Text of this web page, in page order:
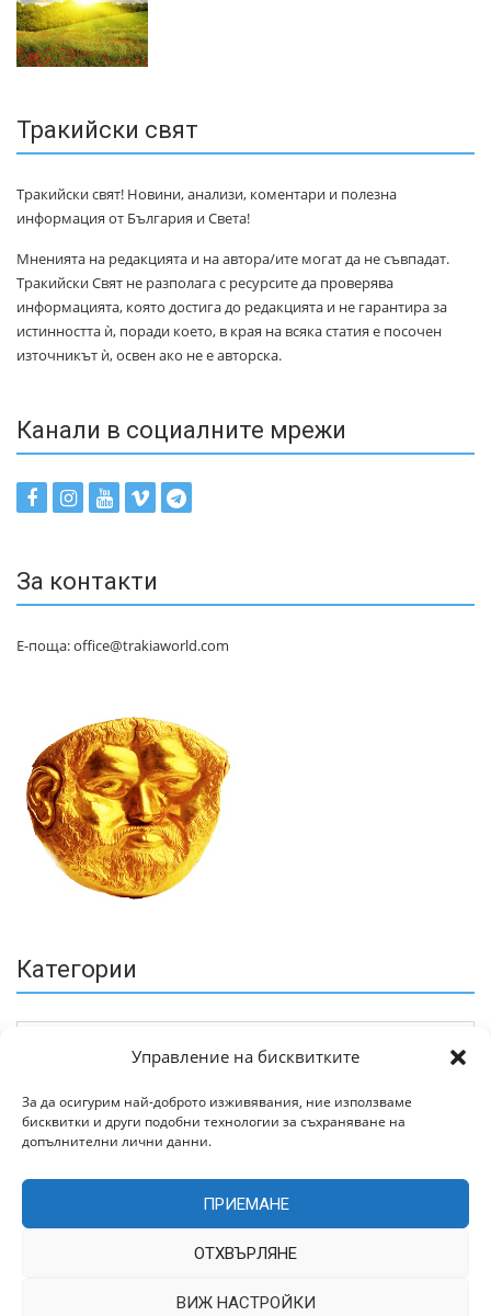
Управление на бисквитките
За да осигурим най-доброто изживявания, ние използваме
бисквитки и други подобни технологии за съхраняване на
допълнителни лични данни.
ПРИЕМАНЕ
ОТХВЪРЛЯНЕ
ВИЖ НАСТРОЙКИ
Тракийски свят
Тракийски свят! Новини, анализи, коментари и полезна
информация от България и Света!
Мненията на редакцията и на автора/ите могат да не съвпадат.
Тракийски Свят не разполага с ресурсите да проверява
информацията, която достига до редакцията и не гарантира за
истинността ѝ, поради което, в края на всяка статия е посочен
източникът ѝ, освен ако не е авторска.
Канали в социалните мрежи
За контакти
Е-поща: office@trakiaworld.com
Категории
Архив